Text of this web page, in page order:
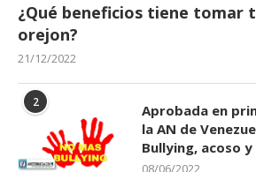
¿Qué beneficios tiene tomar
orejon?
21/12/2022
2
Aprobada en
la AN de
Bullying, acoso
08/06/2022